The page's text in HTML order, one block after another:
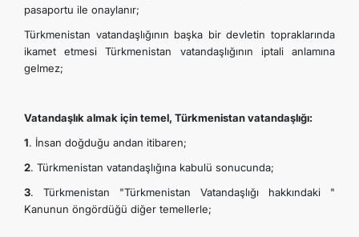
İLETIŞIM
pasaportu ile onaylanır;
Türkmenistan vatandaşlığının başka bir devletin topraklarında
ikamet etmesi Türkmenistan vatandaşlığının iptali anlamına
gelmez;
Vatandaşlık almak için temel, Türkmenistan vatandaşlığı:
1. İnsan doğduğu andan itibaren;
2. Türkmenistan vatandaşlığına kabulü sonucunda;
3. Türkmenistan "Türkmenistan Vatandaşlığı hakkındaki "
Kanunun öngördüğü diğer temellerle;